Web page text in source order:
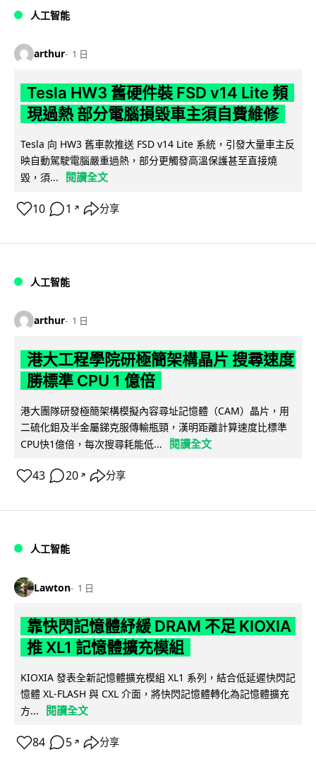
人工智能
arthur 1 日
Tesla HW3 舊硬件裝 FSD v14 Lite 頻
現過熱 部分電腦損毀車主須自費維修
Tesla 向 HW3 舊車款推送 FSD v14 Lite 系統，引發大量車主反
映自動駕駛電腦嚴重過熱，部分更觸發高溫保護甚至直接燒
毀，須...
閱讀全文
10 1 ↗ 分享
人工智能
arthur 1 日
港大工程學院研極簡架構晶片 搜尋速度
勝標準 CPU 1 億倍
港大團隊研發極簡架構模擬內容尋址記憶體（CAM）晶片，用
二硫化鉬及半金屬銻克服傳輸瓶頸，漢明距離計算速度比標準
CPU快1億倍，每次搜尋耗能低...
閱讀全文
43 20 ↗ 分享
人工智能
Lawton 1 日
靠快閃記憶體紓緩 DRAM 不足 KIOXIA
推 XL1 記憶體擴充模組
KIOXIA 發表全新記憶體擴充模組 XL1 系列，結合低延遲快閃記
憶體 XL-FLASH 與 CXL 介面，將快閃記憶體轉化為記憶體擴充
方...
閱讀全文
84 5 ↗ 分享